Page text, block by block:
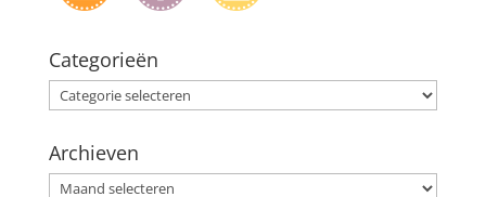
Categorieën
Categorieën
Archieven
Archieven